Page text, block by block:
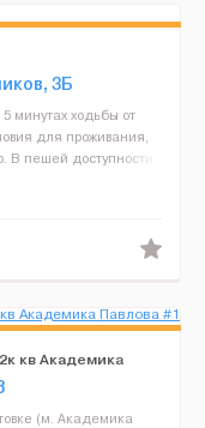
3Б
минутах ходьбы от
для проживания,
В пешей доступности
кв Академика
(м. Академика